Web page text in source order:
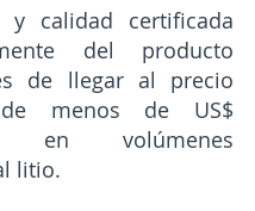
y calidad certificada
del producto
de llegar al precio
menos de US$
en volúmenes
litio.